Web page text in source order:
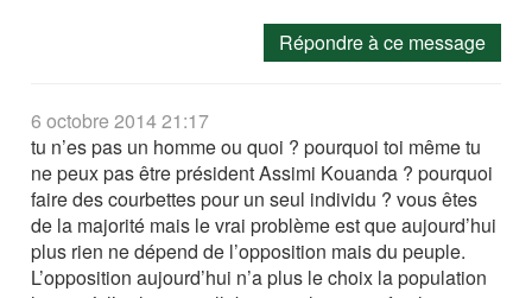
Répondre à ce message
6 octobre 2014 21:17
tu n’es pas un homme ou quoi ? pourquoi toi même tu
ne peux pas être président Assimi Kouanda ? pourquoi
faire des courbettes pour un seul individu ? vous êtes
de la majorité mais le vrai problème est que aujourd’hui
plus rien ne dépend de l’opposition mais du peuple.
L’opposition aujourd’hui n’a plus le choix la population